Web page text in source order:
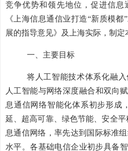
竞争优势和领先地位 ，促进信息
《上海信息通信业打造“新质模都
展的指导意见》及
上海实际， 制定
一、 主要目标
将人工智能技术体系化融入
人工智能与网络深度融合和双向
息通信网络智能化体系初步形成
延、超高可靠、绿色节能、安全平
息通信网络 ， 率先达到国际标准
水平。各基础电信企业初步具备